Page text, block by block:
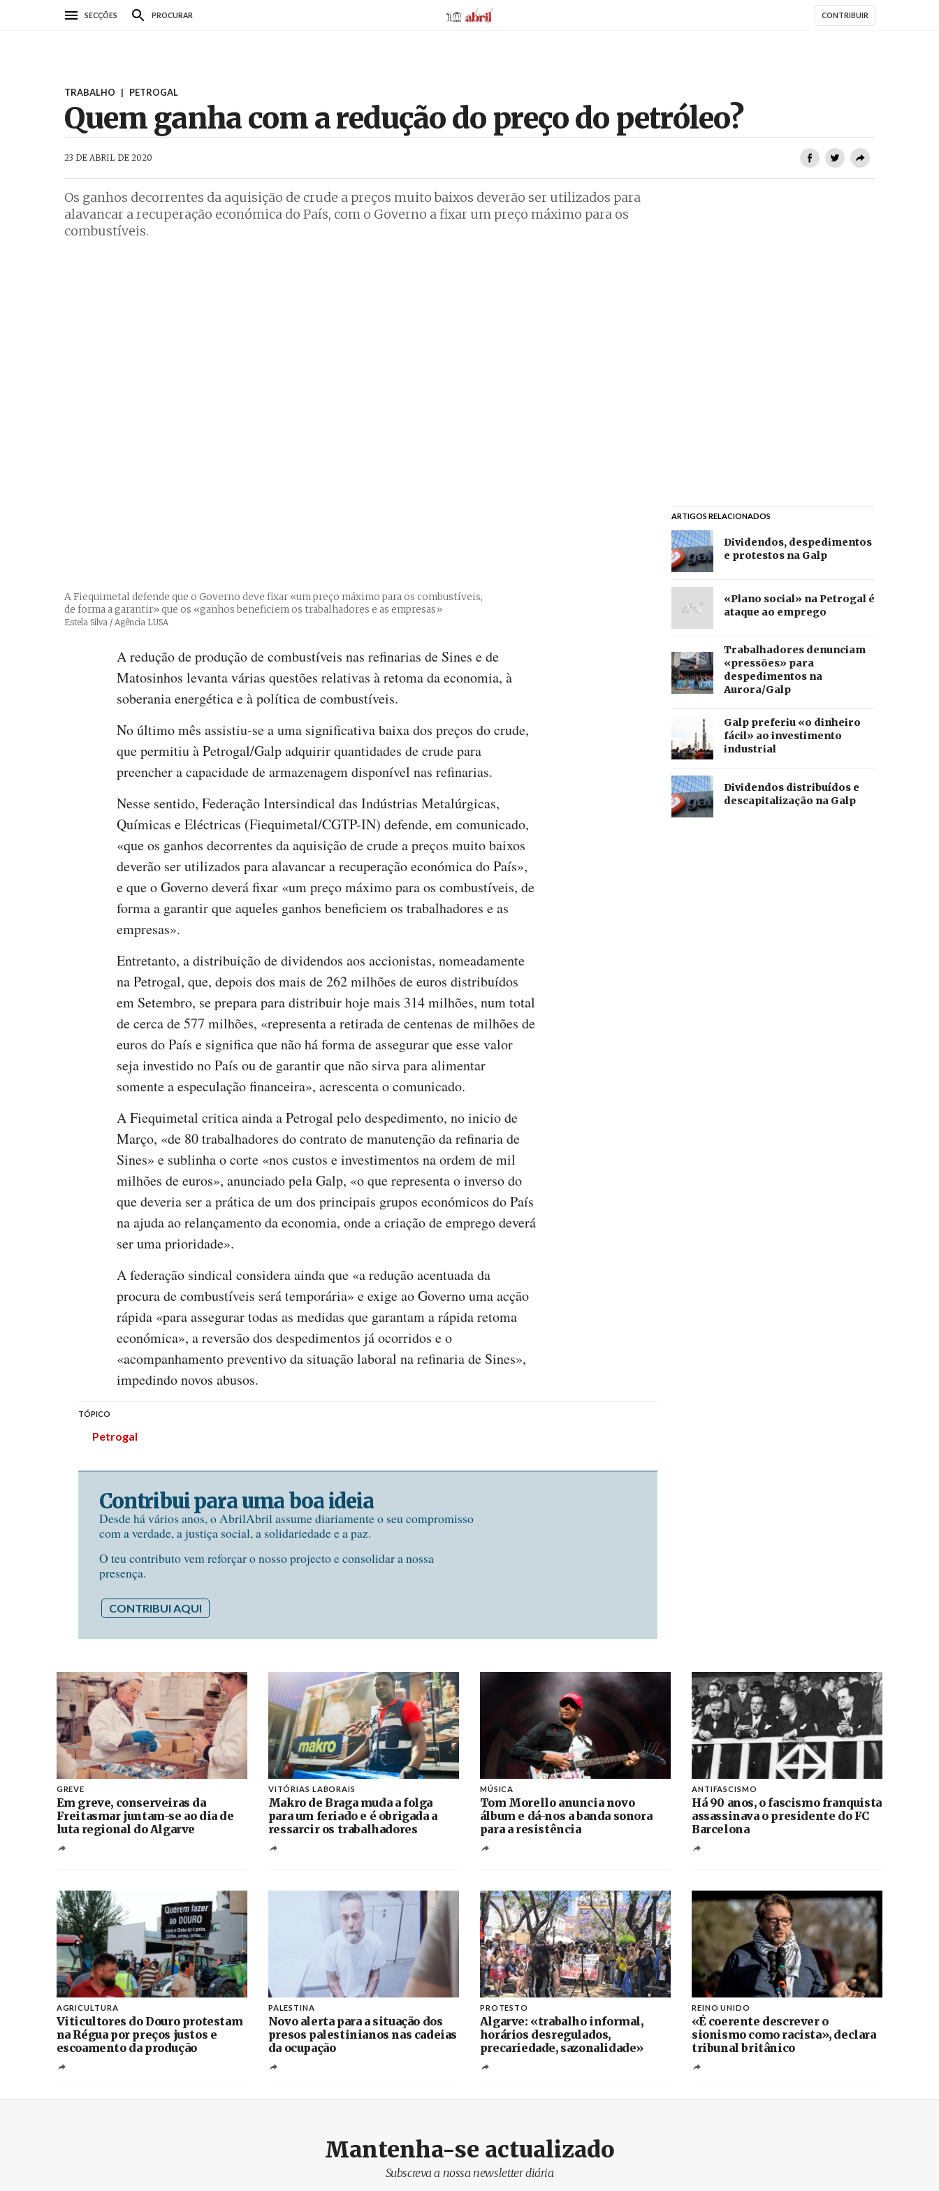
SECÇÕES PROCURAR AbrilAbril CONTRIBUIR
TRABALHO | PETROGAL
Quem ganha com a redução do preço do petróleo?
23 DE ABRIL DE 2020
Os ganhos decorrentes da aquisição de crude a preços muito baixos deverão ser utilizados para
alavancar a recuperação económica do País, com o Governo a fixar um preço máximo para os
combustíveis.
A Fiequimetal defende que o Governo deve fixar «um preço máximo para os combustíveis,
de forma a garantir» que os «ganhos beneficiem os trabalhadores e as empresas»
Créditos
Estela Silva / Agência LUSA
A redução de produção de combustíveis nas refinarias de Sines e de
Matosinhos levanta várias questões relativas à retoma da economia, à
soberania energética e à política de combustíveis.
No último mês assistiu-se a uma significativa baixa dos preços do crude,
que permitiu à Petrogal/Galp adquirir quantidades de crude para
preencher a capacidade de armazenagem disponível nas refinarias.
Nesse sentido, Federação Intersindical das Indústrias Metalúrgicas,
Químicas e Eléctricas (Fiequimetal/CGTP-IN) defende, em comunicado,
«que os ganhos decorrentes da aquisição de crude a preços muito baixos
deverão ser utilizados para alavancar a recuperação económica do País»,
e que o Governo deverá fixar «um preço máximo para os combustíveis, de
forma a garantir que aqueles ganhos beneficiem os trabalhadores e as
empresas».
Entretanto, a distribuição de dividendos aos accionistas, nomeadamente
na Petrogal, que, depois dos mais de 262 milhões de euros distribuídos
em Setembro, se prepara para distribuir hoje mais 314 milhões, num total
de cerca de 577 milhões, «representa a retirada de centenas de milhões de
euros do País e significa que não há forma de assegurar que esse valor
seja investido no País ou de garantir que não sirva para alimentar
somente a especulação financeira», acrescenta o comunicado.
A Fiequimetal critica ainda a Petrogal pelo despedimento, no inicio de
Março, «de 80 trabalhadores do contrato de manutenção da refinaria de
Sines» e sublinha o corte «nos custos e investimentos na ordem de mil
milhões de euros», anunciado pela Galp, «o que representa o inverso do
que deveria ser a prática de um dos principais grupos económicos do País
na ajuda ao relançamento da economia, onde a criação de emprego deverá
ser uma prioridade».
A federação sindical considera ainda que «a redução acentuada da
procura de combustíveis será temporária» e exige ao Governo uma acção
rápida «para assegurar todas as medidas que garantam a rápida retoma
económica», a reversão dos despedimentos já ocorridos e o
«acompanhamento preventivo da situação laboral na refinaria de Sines»,
impedindo novos abusos.
TÓPICO
Petrogal
Contribui para uma boa ideia
Desde há vários anos, o AbrilAbril assume diariamente o seu compromisso
com a verdade, a justiça social, a solidariedade e a paz.
O teu contributo vem reforçar o nosso projecto e consolidar a nossa
presença.
CONTRIBUI AQUI
ARTIGOS RELACIONADOS
Dividendos, despedimentos
e protestos na Galp
«Plano social» na Petrogal é
ataque ao emprego
Trabalhadores denunciam
«pressões» para
despedimentos na
Aurora/Galp
Galp preferiu «o dinheiro
fácil» ao investimento
industrial
Dividendos distribuídos e
descapitalização na Galp
GREVE
Em greve, conserveiras da
Freitasmar juntam-se ao dia de
luta regional do Algarve
VITÓRIAS LABORAIS
Makro de Braga muda a folga
para um feriado e é obrigada a
ressarcir os trabalhadores
MÚSICA
Tom Morello anuncia novo
álbum e dá-nos a banda sonora
para a resistência
ANTIFASCISMO
Há 90 anos, o fascismo franquista
assassinava o presidente do FC
Barcelona
AGRICULTURA
Viticultores do Douro protestam
na Régua por preços justos e
escoamento da produção
PALESTINA
Novo alerta para a situação dos
presos palestinianos nas cadeias
da ocupação
PROTESTO
Algarve: «trabalho informal,
horários desregulados,
precariedade, sazonalidade»
REINO UNIDO
«É coerente descrever o
sionismo como racista», declara
tribunal britânico
Mantenha-se actualizado
Subscreva a nossa newsletter diária